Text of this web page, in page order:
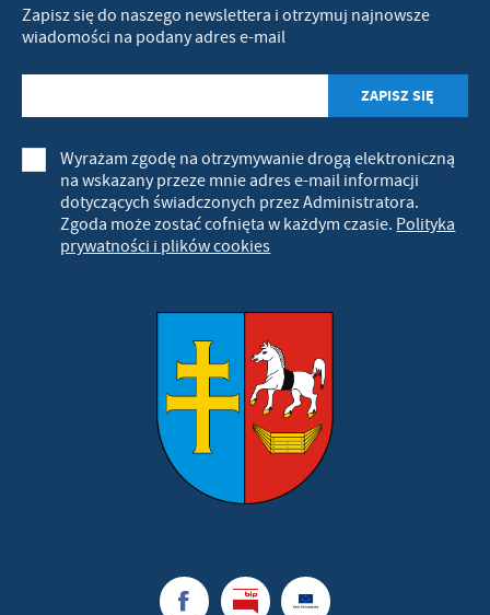
Zapisz się do naszego newslettera i otrzymuj najnowsze
wiadomości na podany adres e-mail
Wyrażam zgodę na otrzymywanie drogą elektroniczną
na wskazany przeze mnie adres e-mail informacji
dotyczących świadczonych przez Administratora.
Zgoda może zostać cofnięta w każdym czasie. Polityka
prywatności i plików cookies